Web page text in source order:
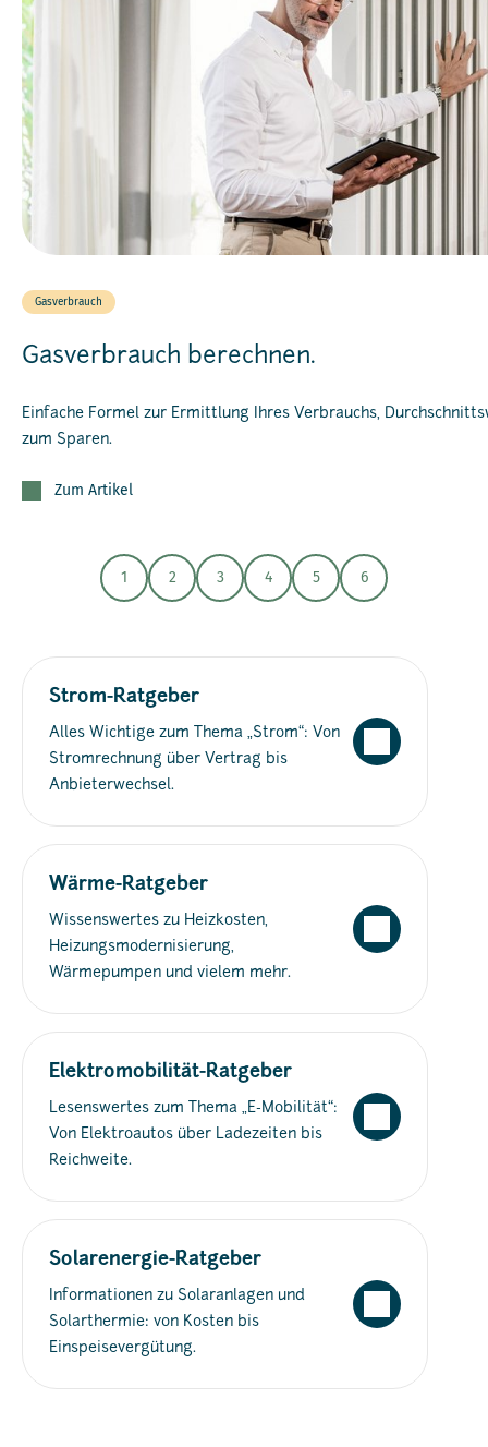
Gasverbrauch
Gasverbrauch berechnen.
Einfache Formel zur Ermittlung Ihres Verbrauchs,
zum Sparen.
Zum Artikel
1 2 3 4 5 6
Strom-Ratgeber
Alles Wichtige zum Thema „Strom“: Von
Stromrechnung über Vertrag bis
Anbieterwechsel.
Wärme-Ratgeber
Wissenswertes zu Heizkosten,
Heizungsmodernisierung,
Wärmepumpen und vielem mehr.
Elektromobilität-Ratgeber
Lesenswertes zum Thema „E-Mobilität“:
Von Elektroautos über Ladezeiten bis
Reichweite.
Solarenergie-Ratgeber
Informationen zu Solaranlagen und
Solarthermie: von Kosten bis
Einspeisevergütung.